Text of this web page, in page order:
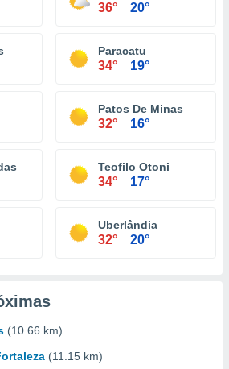
36° 20°
Paracatu
34° 19°
Patos De Minas
32° 16°
Teofilo Otoni
34° 17°
Uberlândia
32° 20°
(10.66 km)
(11.15 km)